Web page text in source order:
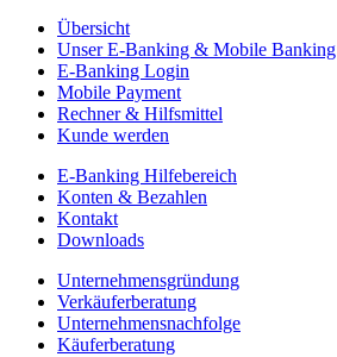
Übersicht
Unser E-Banking & Mobile Banking
E-Banking Login
Mobile Payment
Rechner & Hilfsmittel
Kunde werden
E-Banking Hilfebereich
Konten & Bezahlen
Kontakt
Downloads
Unternehmensgründung
Verkäuferberatung
Unternehmensnachfolge
Käuferberatung